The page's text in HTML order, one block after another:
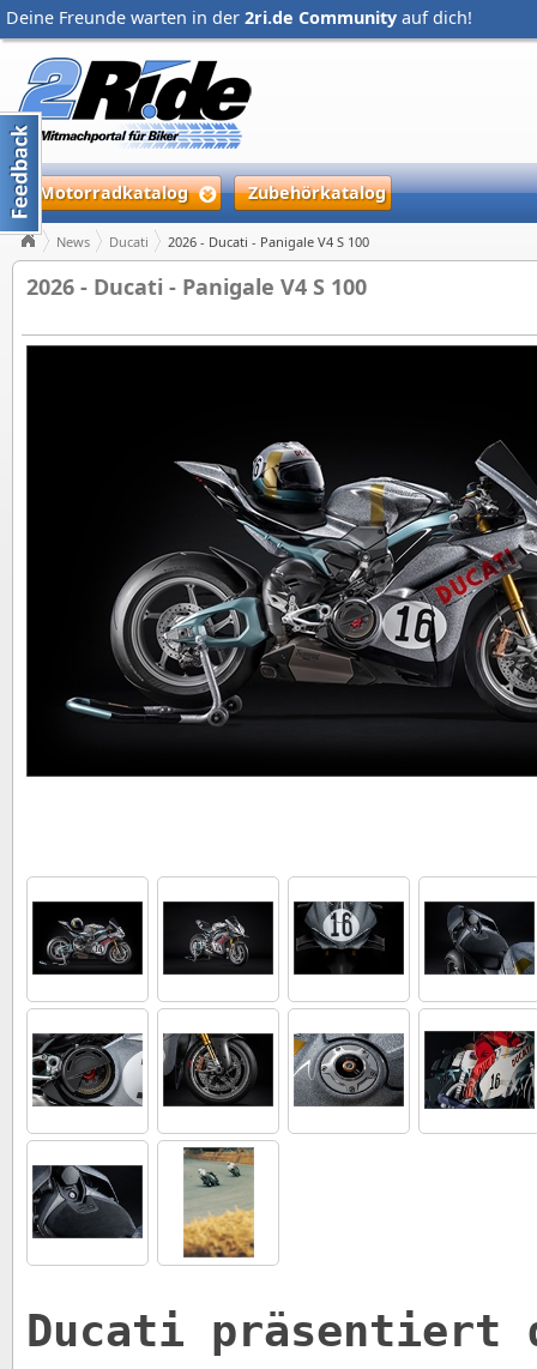
Deine Freunde warten in der 2ri.de Community auf dich!
Motorradkatalog Zubehörkatalog
News Ducati 2026 - Ducati - Panigale V4 S 100
2026 - Ducati - Panigale V4 S 100
Ducati präsentiert